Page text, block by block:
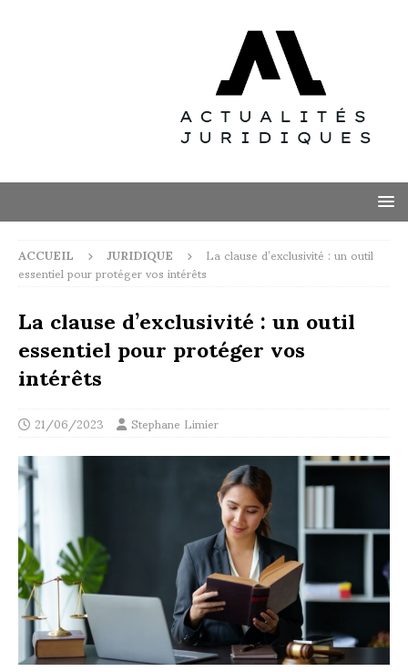
ACCUEIL JURIDIQUE La clause d’exclusivité : un outil
essentiel pour protéger vos intérêts
La clause d’exclusivité : un outil
essentiel pour protéger vos
intérêts
21/06/2023 Stephane Limier